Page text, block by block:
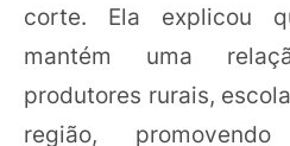
corte. Ela explicou
mantém uma
produtores rurais,
região,